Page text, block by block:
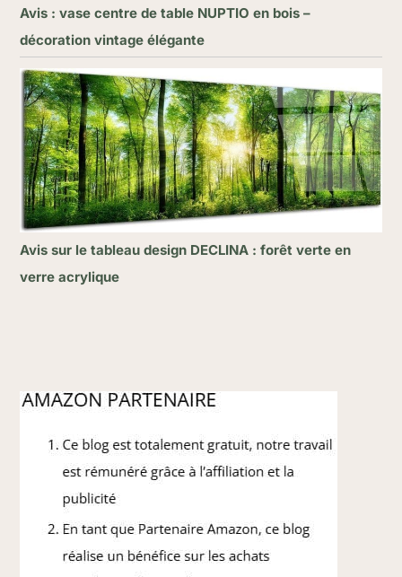
Avis : vase centre de table NUPTIO en bois –
décoration vintage élégante
Avis sur le tableau design DECLINA : forêt verte en
verre acrylique